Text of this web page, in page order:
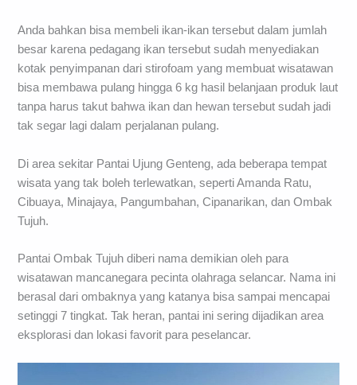
Anda bahkan bisa membeli ikan-ikan tersebut dalam jumlah
besar karena pedagang ikan tersebut sudah menyediakan
kotak penyimpanan dari stirofoam yang membuat wisatawan
bisa membawa pulang hingga 6 kg hasil belanjaan produk laut
tanpa harus takut bahwa ikan dan hewan tersebut sudah jadi
tak segar lagi dalam perjalanan pulang.
Di area sekitar Pantai Ujung Genteng, ada beberapa tempat
wisata yang tak boleh terlewatkan, seperti Amanda Ratu,
Cibuaya, Minajaya, Pangumbahan, Cipanarikan, dan Ombak
Tujuh.
Pantai Ombak Tujuh diberi nama demikian oleh para
wisatawan mancanegara pecinta olahraga selancar. Nama ini
berasal dari ombaknya yang katanya bisa sampai mencapai
setinggi 7 tingkat. Tak heran, pantai ini sering dijadikan area
eksplorasi dan lokasi favorit para peselancar.